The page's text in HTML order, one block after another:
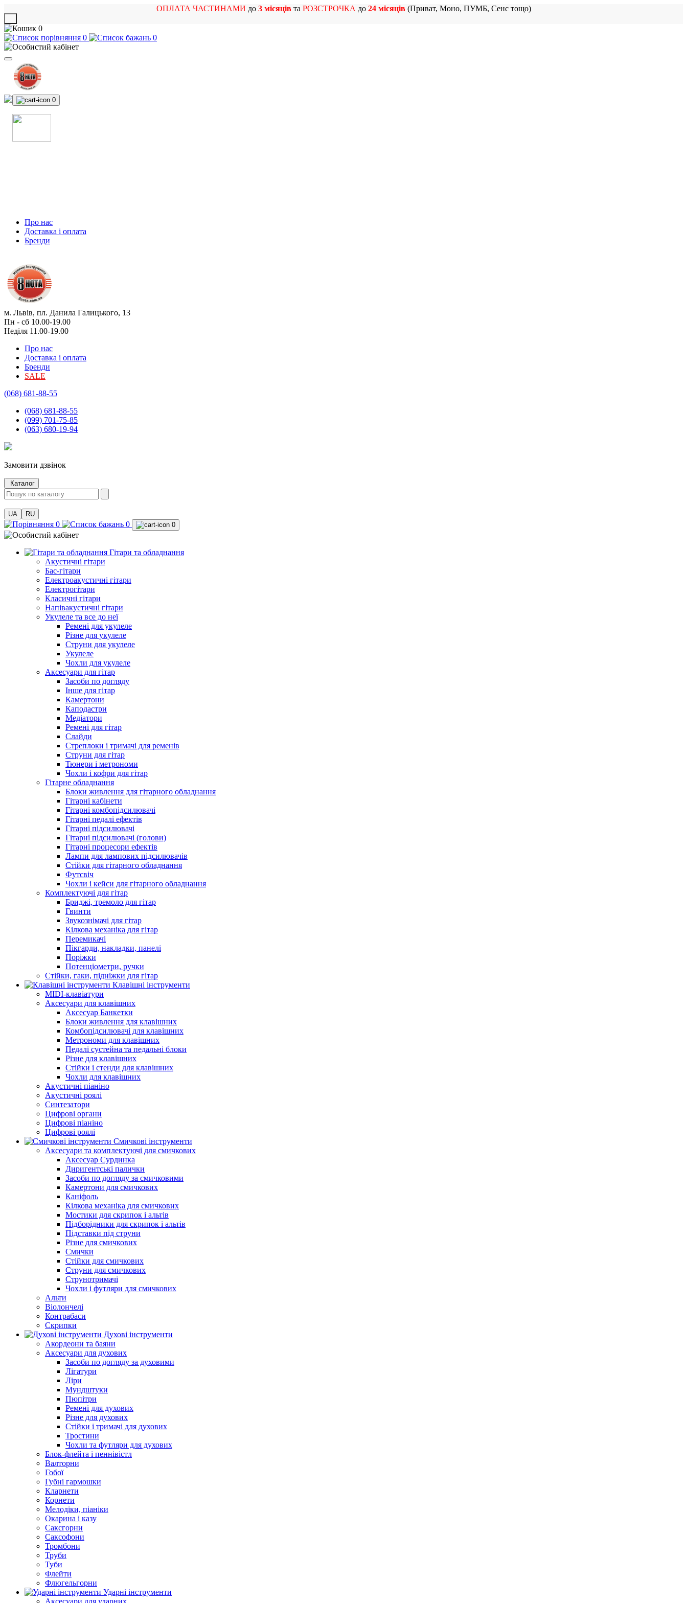
ОПЛАТА ЧАСТИНАМИ до 3 місяцівта РОЗСТРОЧКА до 24 місяців(Приват, Моно, ПУМБ, Сенс тощо)
0
0
0
0
Про нас
Доставка і оплата
Бренди
м. Львів, пл. Данила Галицького, 13
Пн - сб 10.00-19.00
Неділя 11.00-19.00
Про нас
Доставка і оплата
Бренди
SALE
(068) 681-88-55
(068) 681-88-55
(099) 701-75-85
(063) 680-19-94
Замовити дзвінок
Каталог
UA RU
0 0 0
Гітари та обладнання
Акустичні гітари
Бас-гітари
Електроакустичні гітари
Електрогітари
Класичні гітари
Напівакустичні гітари
Укулеле та все до неї
Ремені для укулеле
Різне для укулеле
Струни для укулеле
Укулеле
Чохли для укулеле
Аксесуари для гітар
Засоби по догляду
Інше для гітар
Камертони
Каподастри
Медіатори
Ремені для гітар
Слайди
Стреплоки і тримачі для ременів
Струни для гітар
Тюнери і метрономи
Чохли і кофри для гітар
Гітарне обладнання
Блоки живлення для гітарного обладнання
Гітарні кабінети
Гітарні комбопідсилювачі
Гітарні педалі ефектів
Гітарні підсилювачі
Гітарні підсилювачі (голови)
Гітарні процесори ефектів
Лампи для лампових підсилювачів
Стійки для гітарного обладнання
Футсвіч
Чохли і кейси для гітарного обладнання
Комплектуючі для гітар
Бриджі, тремоло для гітар
Гвинти
Звукознімачі для гітар
Кілкова механіка для гітар
Перемикачі
Пікгарди, накладки, панелі
Поріжки
Потенціометри, ручки
Стійки, гаки, підніжки для гітар
Клавішні інструменти
MIDI-клавіатури
Аксесуари для клавішних
Аксесуар Банкетки
Блоки живлення для клавішних
Комбопідсилювачі для клавішних
Метрономи для клавішних
Педалі сустейна та педальні блоки
Різне для клавішних
Стійки і стенди для клавішних
Чохли для клавішних
Акустичні піаніно
Акустичні роялі
Синтезатори
Цифрові органи
Цифрові піаніно
Цифрові роялі
Смичкові інструменти
Аксесуари та комплектуючі для смичкових
Аксесуар Сурдинка
Диригентські палички
Засоби по догляду за смичковими
Камертони для смичкових
Каніфоль
Кілкова механіка для смичкових
Мостики для скрипок і альтів
Підборiдники для скрипок і альтів
Підставки під струни
Різне для смичкових
Смички
Стійки для смичкових
Струни для смичкових
Струнотримачі
Чохли і футляри для смичкових
Альти
Віолончелі
Контрабаси
Скрипки
Духові інструменти
Акордеони та баяни
Аксесуари для духових
Засоби по догляду за духовими
Лігатури
Ліри
Мундштуки
Пюпітри
Ремені для духових
Різне для духових
Стійки і тримачі для духових
Тростини
Чохли та футляри для духових
Блок-флейта і пеннівістл
Валторни
Гобої
Губні гармошки
Кларнети
Корнети
Мелодіки, піаніки
Окарина і казу
Саксгорни
Саксофони
Тромбони
Труби
Туби
Флейти
Флюгельгорни
Ударні інструменти
Аксесуари для ударних